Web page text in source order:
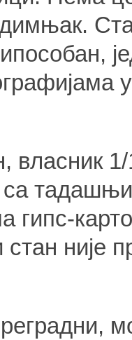
власник
са
гипс-
стан није